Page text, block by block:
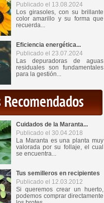
Publicado el 13.08.2024
Los girasoles, con su brillante
color amarillo y su forma que
recuerda...
Eficiencia energética...
Publicado el 23.07.2024
Las depuradoras de aguas
residuales son fundamentales
para la gestión...
Cuidados de la Maranta...
Publicado el 30.04.2018
La Maranta es una planta muy
valorada por su follaje, el cual
se encuentra...
Tus semilleros en recipientes
Publicado el 12.03.2012
Si queremos crear un huerto,
podemos comprar directamente